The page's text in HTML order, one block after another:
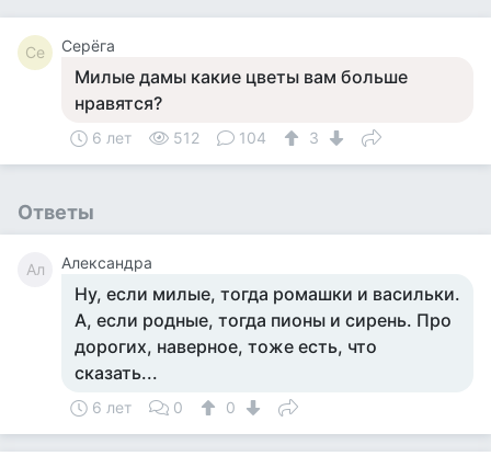
Се Серёга
Милые дамы какие цветы вам больше
нравятся?
6 лет 512 104 3
Ответы
Ал Александра
Ну, если милые, тогда ромашки и васильки.
А, если родные, тогда пионы и сирень. Про
дорогих, наверное, тоже есть, что
сказать...
6 лет 0 0